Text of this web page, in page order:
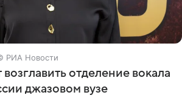
РИА Новости
отделение вокала
джазовом вузе